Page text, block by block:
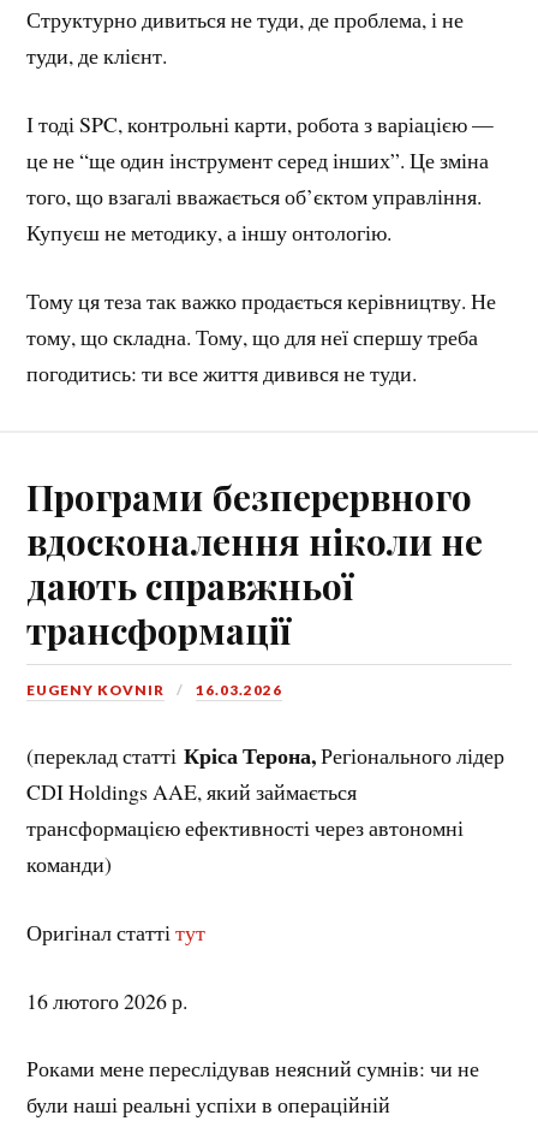
Структурно дивиться не туди, де проблема, і не
туди, де клієнт.
І тоді SPC, контрольні карти, робота з варіацією —
це не “ще один інструмент серед інших”. Це зміна
того, що взагалі вважається об’єктом управління.
Купуєш не методику, а іншу онтологію.
Тому ця теза так важко продається керівництву. Не
тому, що складна. Тому, що для неї спершу треба
погодитись: ти все життя дивився не туди.
Програми безперервного
вдосконалення ніколи не
дають справжньої
трансформації
EUGENY KOVNIR 16.03.2026
(переклад статтіКріса Терона,Регіонального лідер
CDI Holdings AAE, який займається
трансформацією ефективності через автономні
команди)
Оригінал статтітут
16 лютого 2026 р.
Роками мене переслідував неясний сумнів: чи не
були наші реальні успіхи в операційній